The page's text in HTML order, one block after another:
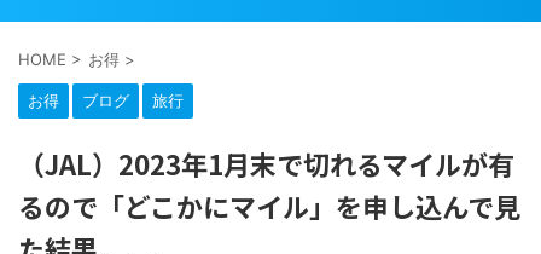
HOME > お得 >
お得 ブログ 旅行
（JAL）2023年1月末で切れるマイルが有
るので「どこかにマイル」を申し込んで見